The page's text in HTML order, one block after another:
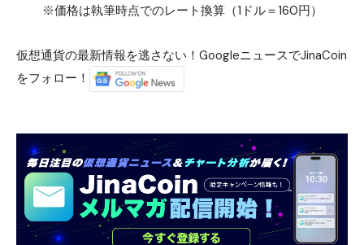
※価格は執筆時点でのレート換算（1ドル＝160円）
仮想通貨の最新情報を逃さない！GoogleニュースでJinaCoin
をフォロー！